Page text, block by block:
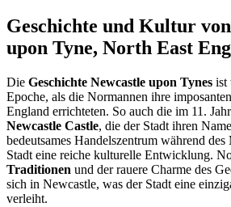
Geschichte und Kultur
upon Tyne, North East
Die Geschichte Newcastle upon Tynes ist
Epoche, als die Normannen ihre
England errichteten. So auch die im 11.
Newcastle Castle, die der Stadt ihren
bedeutsames Handelszentrum während
Stadt eine reiche kulturelle Entwicklung.
Traditionen und der rauere Charme des
sich in Newcastle, was der Stadt eine
verleiht.